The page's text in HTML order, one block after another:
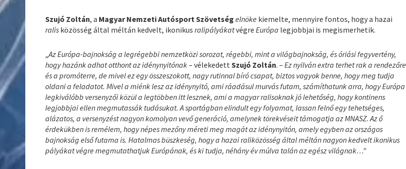
Szujó Zoltán, a Magyar Nemzeti Autósport Szövetségelnöke kiemelte, mennyire fontos, hogy a hazai
ralis közösség által méltán kedvelt, ikonikusralipályákatvégreEurópa legjobbjai is megismerhetik.
„Az Európa-bajnokság a legrégebbi nemzetközi sorozat, régebbi, mint a világbajnokság, és óriási fegyvertény,
hogy hazánk adhat otthont az idénynyitónak– vélekedettSzujó Zoltán. –Ez nyilván extra terhet rak a rendezőre
és a promóterre, de mivel ez egy összeszokott, nagy rutinnal bíró csapat, biztos vagyok benne, hogy meg tudja
oldani a feladatot. Mivel a miénk lesz az idénynyitó, ami ráadásul murvás futam, számíthatunk arra, hogy Európa
legkiválóbb versenyzői közül a legtöbben itt lesznek, ami a magyar ralisoknak jó lehetőség, hogy kontinens
legjobbjai ellen megmutassák tudásukat. A sportágban elindult egy folyamat, lassan felnő egy tehetséges,
alázatos, a versenyzést nagyon komolyan vevő generáció, amelynek törekvéseit támogatja az MNASZ. Az ő
érdekükben is remélem, hogy népes mezőny méreti meg magát az idénynyitón, amely egyben az országos
bajnokság első futama is. Hatalmas büszkeség, hogy a hazai raliközösség által méltán nagyon kedvelt ikonikus
pályákat végre megmutathatjuk Európának, és ki tudja, néhány év múlva talán az egész világnak…”